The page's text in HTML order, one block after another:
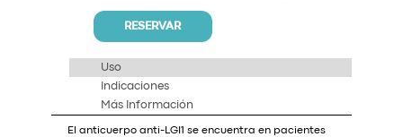
RESERVAR
Uso
Indicaciones
Más Información
El anticuerpo anti-LGI1 se encuentra en pacientes